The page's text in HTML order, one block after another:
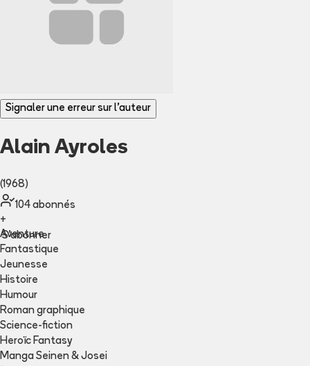
Signaler une erreur sur l'auteur
Alain Ayroles
(1968)
104 abonnés
+
S'abonner
Aventure
Fantastique
Jeunesse
Histoire
Humour
Roman graphique
Science-fiction
Heroïc Fantasy
Manga Seinen & Josei